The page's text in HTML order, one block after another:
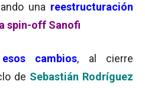
una reestructuración
spin-off Sanofi
cambios, al cierre
de Sebastián Rodríguez